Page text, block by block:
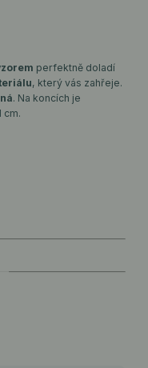
perfektně doladí
, který vás zahřeje.
. Na koncích je
cm.